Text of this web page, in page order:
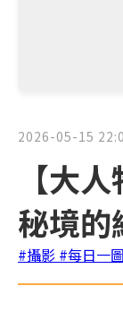
2026-05-15
【大
秘境的
#攝影 #每日一圖